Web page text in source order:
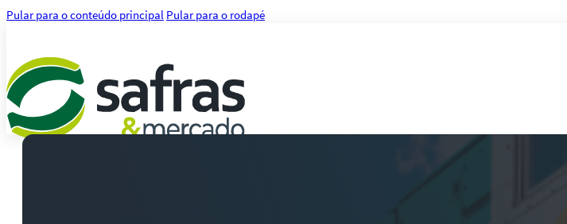
Pular para o conteúdo principal Pular para o rodapé